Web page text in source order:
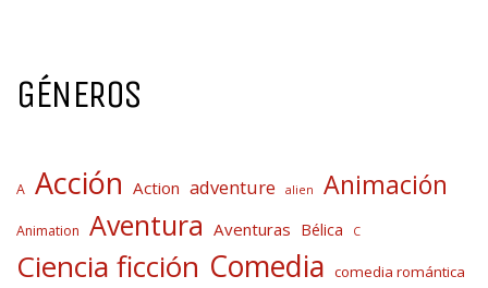
GÉNEROS
A Acción Action adventure alien Animación
Animation Aventura Aventuras Bélica C
Ciencia ficción Comedia comedia romántica